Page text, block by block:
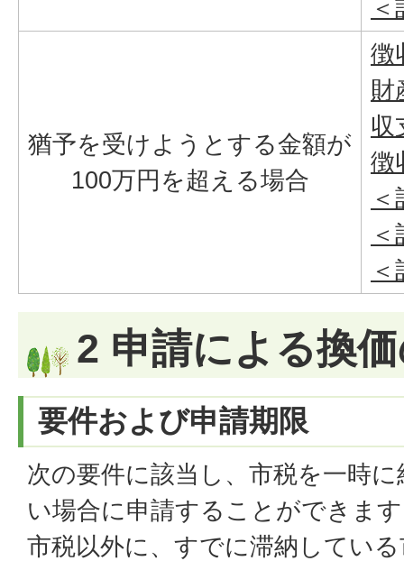
猶予を受けようとする金額が
100万円を超える場合
徴
財
収
徴
2 申請による換
要件および申請期限
次の要件に該当し、市税を一時
い場合に申請することができま
市税以外に、すでに滞納してい